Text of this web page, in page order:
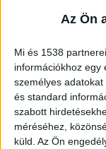
Az Ön
Mi és 1538
információkhoz egy
személyes
és standard
szabott
méréséhez,
küld. Az Ön